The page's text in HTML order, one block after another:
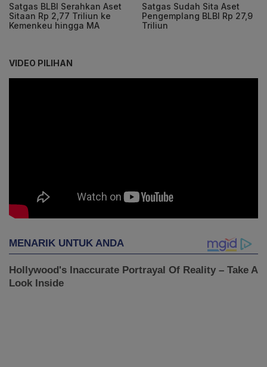
Satgas BLBI Serahkan Aset
Sitaan Rp 2,77 Triliun ke
Kemenkeu hingga MA
Satgas Sudah Sita Aset
Pengemplang BLBI Rp 27,9
Triliun
VIDEO PILIHAN